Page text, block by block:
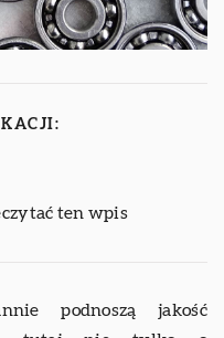
ten wpis
podnoszą jakość